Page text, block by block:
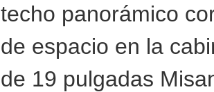
techo panorámico
de espacio en la
de 19 pulgadas